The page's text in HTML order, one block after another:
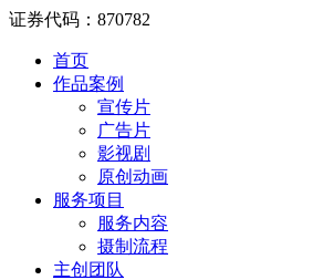
证券代码：870782
首页
作品案例
宣传片
广告片
影视剧
原创动画
服务项目
服务内容
摄制流程
主创团队